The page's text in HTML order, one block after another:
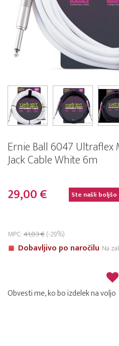
Ernie Ball 6047 Ultraflex
Jack Cable White 6m
29,00 € Ste našli
MPC:41,03 €(-29%)
Dobavljivo po naročilu Na
Obvesti me, ko bo izdelek na voljo